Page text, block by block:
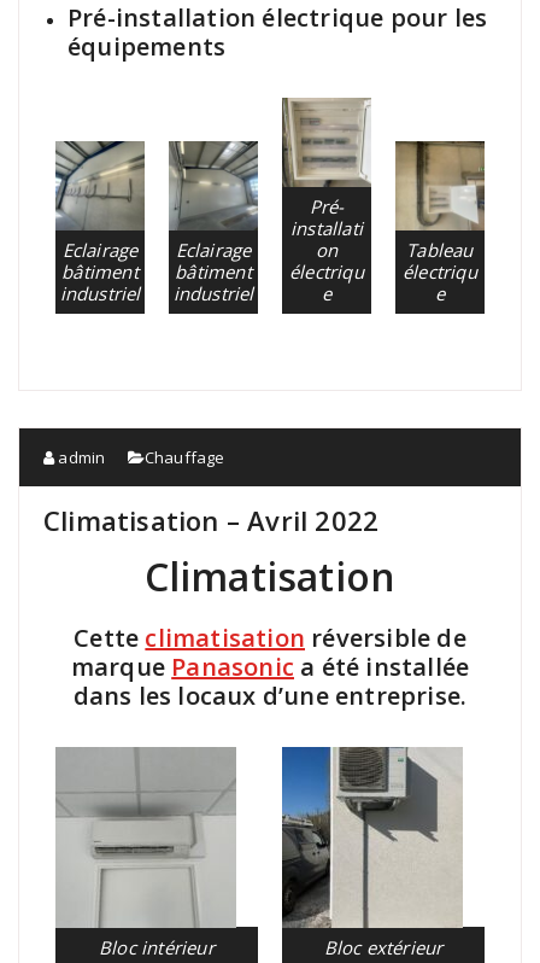
Pré-installation électrique pour les
équipements
Eclairage
bâtiment
industriel
Eclairage
bâtiment
industriel
Pré-
installati
on
électriqu
e
Tableau
électriqu
e
admin Chauffage
Climatisation – Avril 2022
Climatisation
Cette climatisation réversible de
marque Panasonic a été installée
dans les locaux d’une entreprise.
Bloc intérieur Bloc extérieur